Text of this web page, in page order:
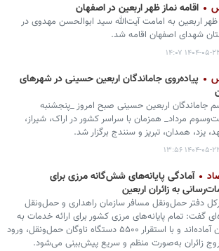
اقامه نماز ظهر اربعین در اصفهان
ظهر اربعین به امامت آیت‌الله سید ابوالحسن مهدوی در
شهدای اصفهان اقامه شد.
۰۵-۲۳ ۱۴:۰۷
پیاده‌روی جاماندگان اربعین حسینی در شهرهای
جاماندگان اربعین حسینی صبح امروز _پنجشنبه
مرداد_ همزمان با سراسر کشور در اراک، شیراز،
یزد، همدان، تبریز و سنندج برگزار شد.
۰۵-۲۳ ۱۳:۵۶
آمادگی پایانه‌های شش‌گانه مرزی برای
به زائران اربعین
دفتر حمل‌ونقل مسافر سازمان راهداری و حمل‌ونقل
گفت: تمام پایانه‌های مرزی کشور برای ارائه خدمات به
زائران آماده‌اند و با استقرار ۵۵۰۰ دستگاه ناوگان حمل‌ونقل، ورود
زائران به‌صورت منظم و سریع پیش‌بینی می‌شود.